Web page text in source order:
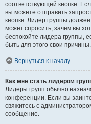
соответствующей кнопке.
вы можете отправить
кнопке. Лидер группы
может спросить, зачем вы
беспокойте лидера группы,
быть для этого свои причины.
Вернуться к началу
Как мне стать лидером
Лидеры групп обычно
конференции. Если вы
свяжитесь с
сообщение.